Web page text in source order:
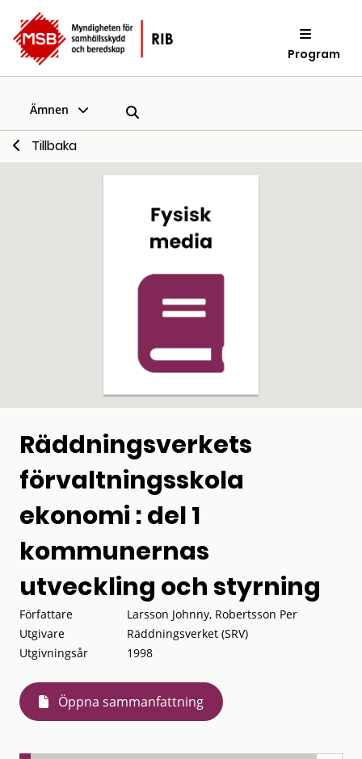
Program
Ämnen
Tillbaka
Räddningsverkets
förvaltningsskola
ekonomi : del 1
kommunernas
utveckling och styrning
Författare
Larsson Johnny, Robertsson Per
Utgivare
Räddningsverket (SRV)
Utgivningsår
1998
Öppna sammanfattning